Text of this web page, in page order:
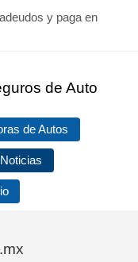
y paga en
de Auto
de Autos
Noticias